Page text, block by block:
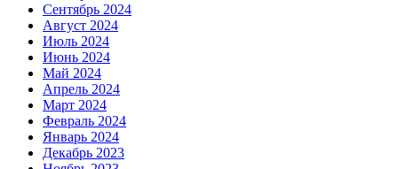
Сентябрь 2024
Август 2024
Июль 2024
Июнь 2024
Май 2024
Апрель 2024
Март 2024
Февраль 2024
Январь 2024
Декабрь 2023